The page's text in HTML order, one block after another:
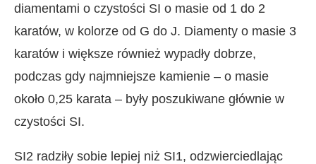
diamentami o czystości SI o masie od 1 do 2
karatów, w kolorze od G do J. Diamenty o masie 3
karatów i większe również wypadły dobrze,
podczas gdy najmniejsze kamienie – o masie
około 0,25 karata – były poszukiwane głównie w
czystości SI.
SI2 radziły sobie lepiej niż SI1, odzwierciedlając